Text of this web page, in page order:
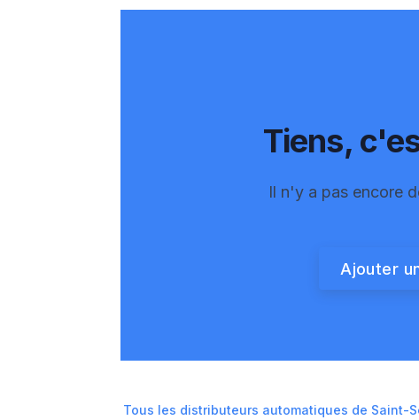
Tiens,
Il n'y a pas encore
Ajouter
Tous les distributeurs automatiques de Saint-